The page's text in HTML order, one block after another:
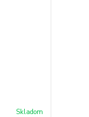
Skladom